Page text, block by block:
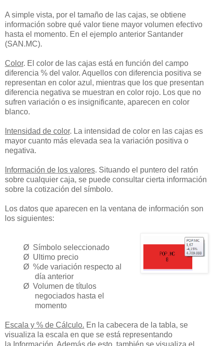
A simple vista, por el tamaño de las cajas, se obtiene
información sobre qué valor tiene mayor volumen efectivo
hasta el momento. En el ejemplo anterior Santander
(SAN.MC).
Color. El color de las cajas está en función del campo
diferencia % del valor. Aquellos con diferencia positiva se
representan en color azul, mientras que los que presentan
diferencia negativa se muestran en color rojo. Los que no
sufren variación o es insignificante, aparecen en color
blanco.
Intensidad de color. La intensidad de color en las cajas es
mayor cuanto más elevada sea la variación positiva o
negativa.
Información de los valores. Situando el puntero del ratón
sobre cualquier caja, se puede consultar cierta información
sobre la cotización del símbolo.
Los datos que aparecen en la ventana de información son
los siguientes:
Ø Símbolo seleccionado
Ø Ultimo precio
Ø %de variación respecto al
día anterior
Ø Volumen de títulos
negociados hasta el
momento
Escala y % de Cálculo. En la cabecera de la tabla, se
visualiza la escala en que se está representando
la Información. Además de esto, también se visualiza el